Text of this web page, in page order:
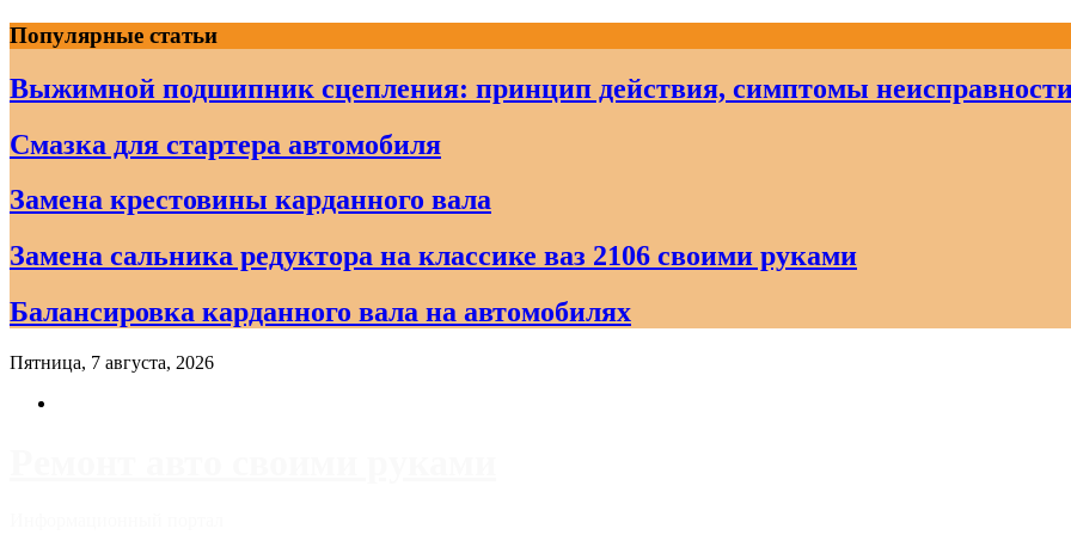
Skip
to
content
Популярные статьи
Выжимной подшипник сцепления: принцип действия, симптомы
Смазка для стартера автомобиля
Замена крестовины карданного вала
Замена сальника редуктора на классике ваз 2106 своими руками
Балансировка карданного вала на автомобилях
Пятница, 7 августа, 2026